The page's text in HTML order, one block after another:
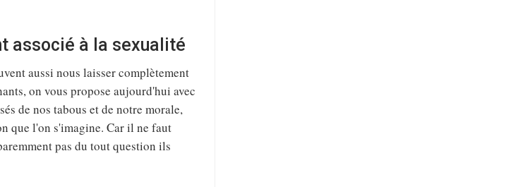
associé à la sexualité
aussi nous laisser complètement
on vous propose aujourd'hui avec
de nos tabous et de notre morale,
que l'on s'imagine. Car il ne faut
pas du tout question ils